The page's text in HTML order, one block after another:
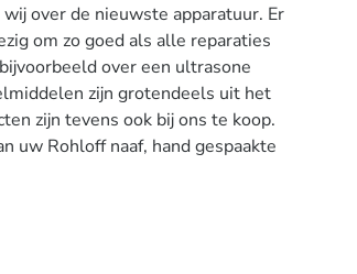
over de nieuwste apparatuur. Er
om zo goed als alle reparaties
over een ultrasone
zijn grotendeels uit het
zijn tevens ook bij ons te koop.
uw Rohloff naaf, hand gespaakte